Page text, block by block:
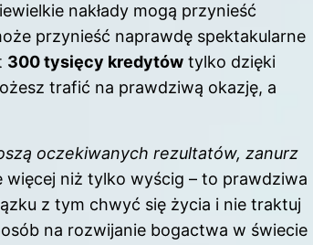
nakłady mogą przynieść
przynieść naprawdę spektakularne
300 tysięcy kredytów tylko dzięki
trafić na prawdziwą okazję, a
oczekiwanych rezultatów, zanurz
niż tylko wyścig – to prawdziwa
z tym chwyć się życia i nie traktuj
na rozwijanie bogactwa w świecie